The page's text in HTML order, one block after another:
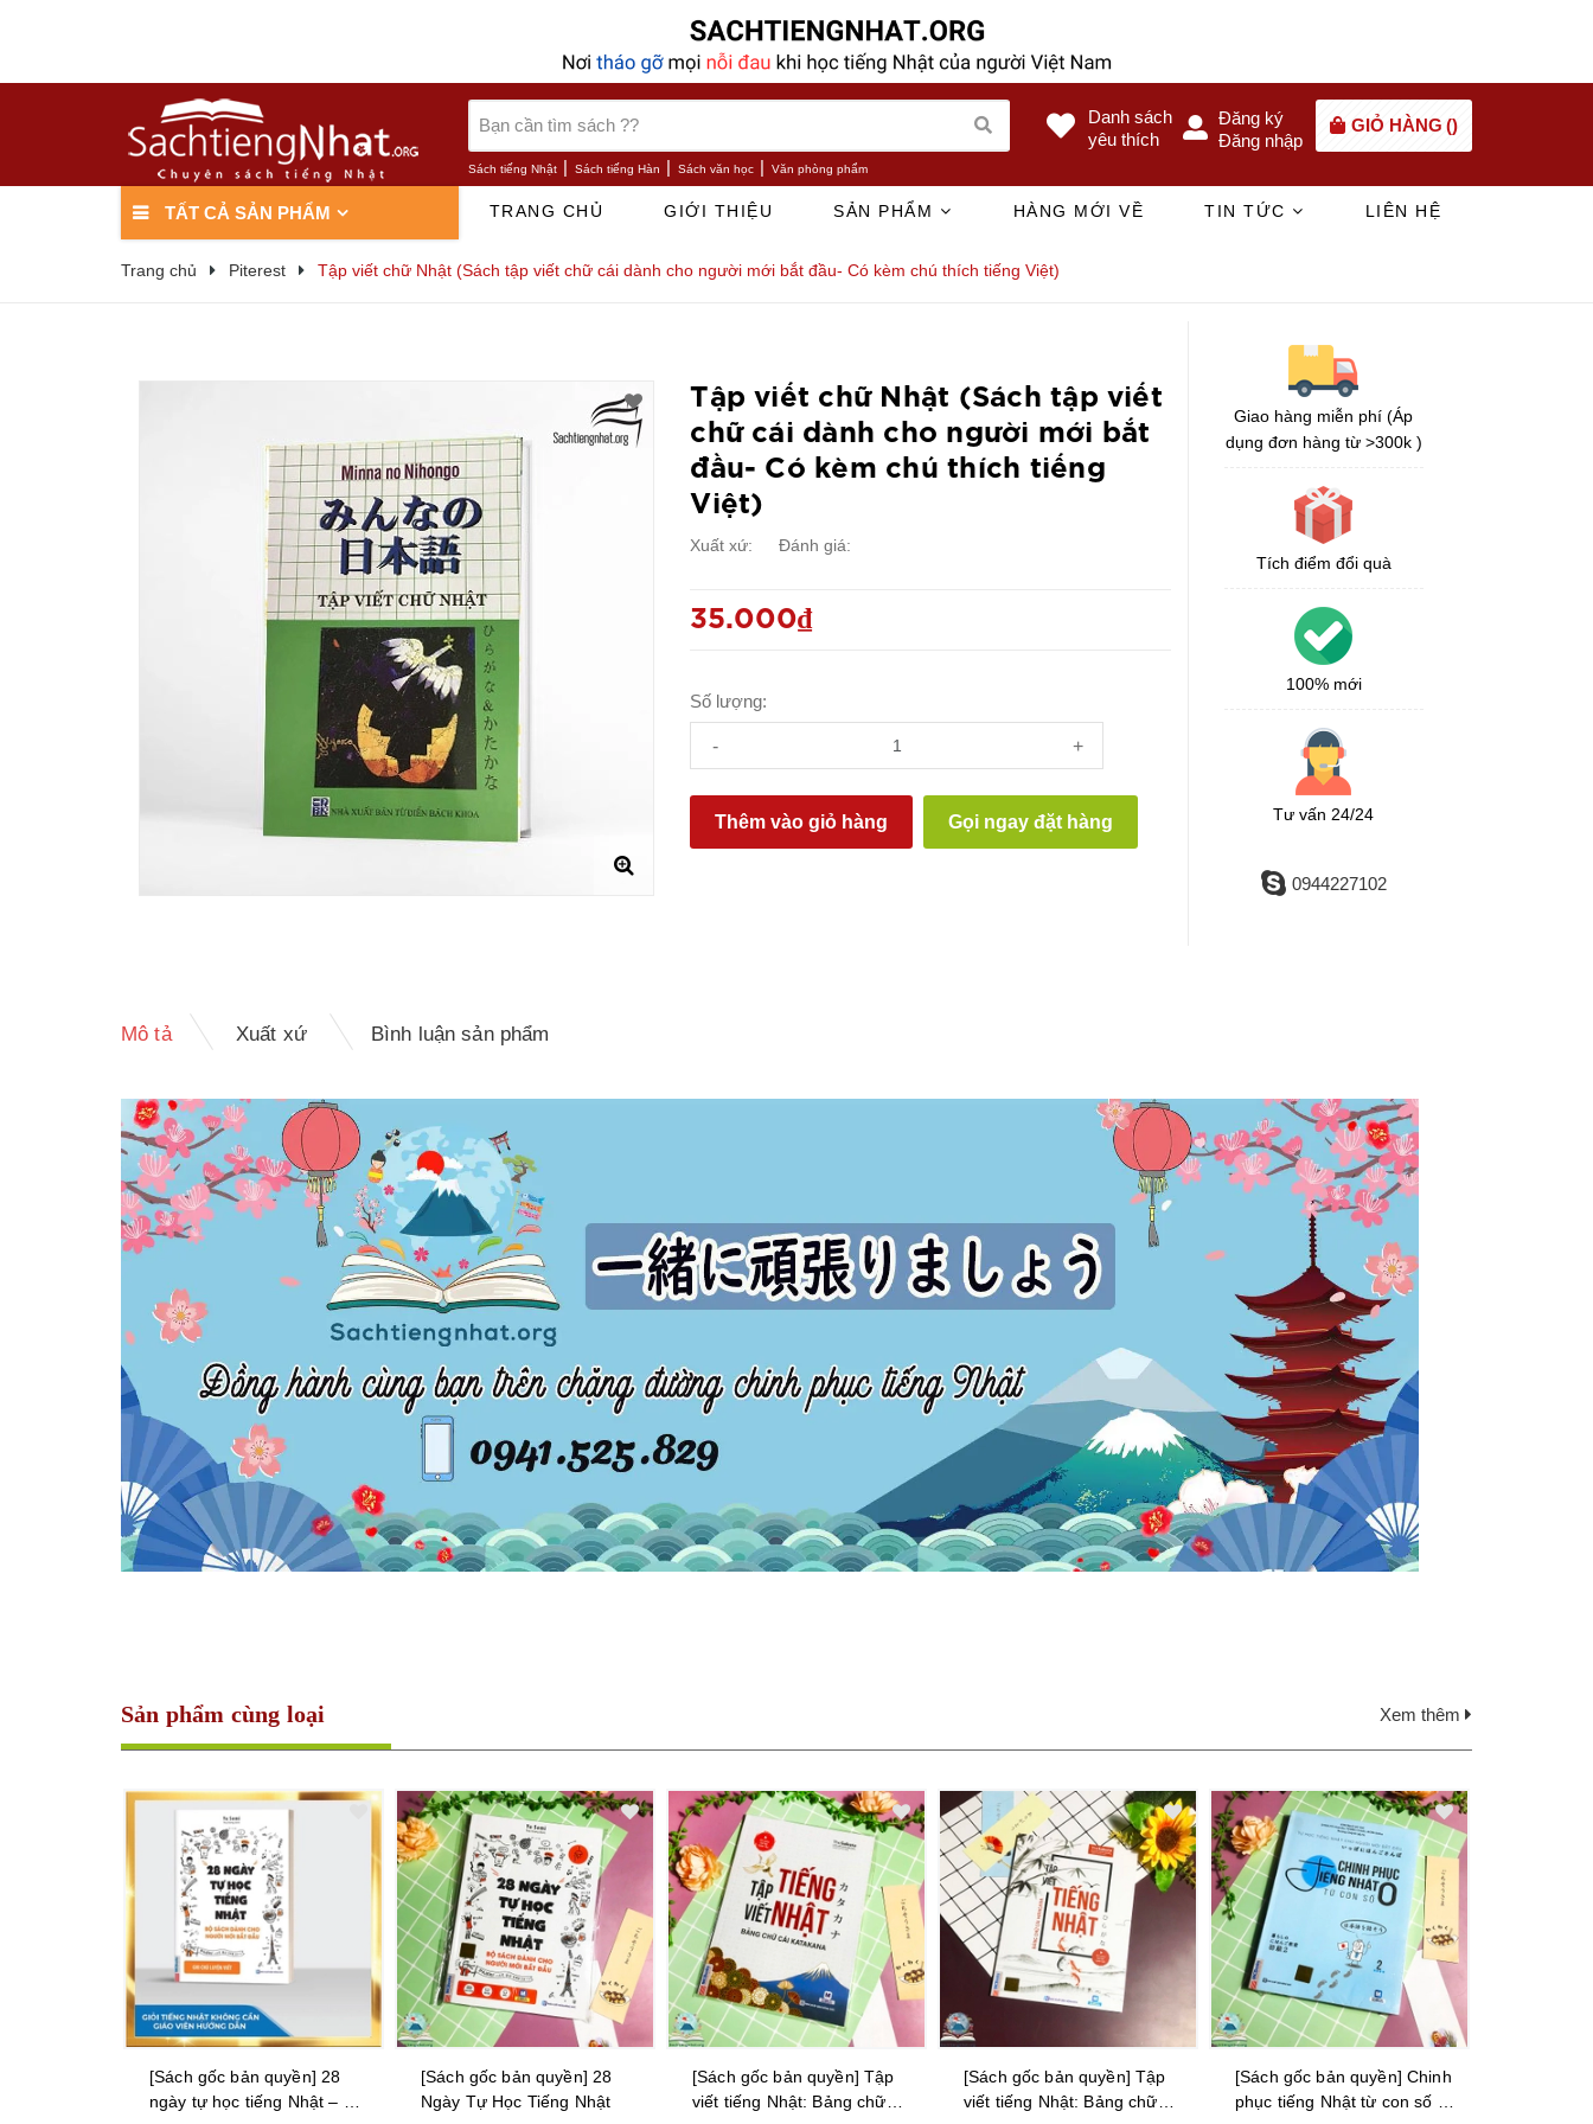
Sách tiếng Nhật | Sách tiếng Hàn | Sách văn học | Văn phòng phẩm
Danh sách
yêu thích
Đăng ký
Đăng nhập
GIỎ HÀNG ()
TẤT CẢ SẢN PHẨM TRANG CHỦ GIỚI THIỆU SẢN PHẨM HÀNG MỚI VỀ TIN TỨC LIÊN HỆ
Trang chủ Piterest Tập viết chữ Nhật (Sách tập viết chữ cái dành cho người mới bắt đầu- Có kèm chú thích tiếng Việt)
Tập viết chữ Nhật (Sách tập viết
chữ cái dành cho người mới bắt
đầu- Có kèm chú thích tiếng
Việt)
Xuất xứ: Đánh giá:
35.000₫
Số lượng:
- +
Thêm vào giỏ hàng Gọi ngay đặt hàng
Giao hàng miễn phí (Áp
dụng đơn hàng từ >300k )
Tích điểm đổi quà
100% mới
Tư vấn 24/24
0944227102
Mô tả Xuất xứ Bình luận sản phẩm
Sản phẩm cùng loại
[Sách gốc bản quyền] 28
Ngày Tự Học Tiếng Nhật
[Sách gốc bản quyền] Tập
viết tiếng Nhật: Bảng chữ
[Sách gốc bản quyền] Tập
viết tiếng Nhật: Bảng chữ
[Sách gốc bản quyền] Chinh
phục tiếng Nhật từ con số 0
[Sách gốc bản quyền] Tiếng
Nhật thật đơn giản trong
Xem thêm